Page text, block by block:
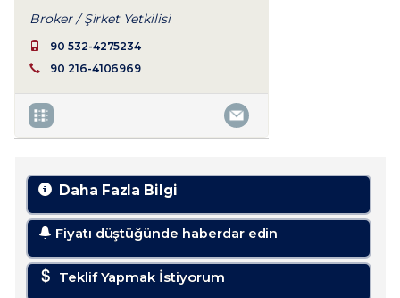
Broker / Şirket Yetkilisi
90 532-4275234
90 216-4106969
Daha Fazla Bilgi
Fiyatı düştüğünde haberdar edin
Teklif Yapmak İstiyorum